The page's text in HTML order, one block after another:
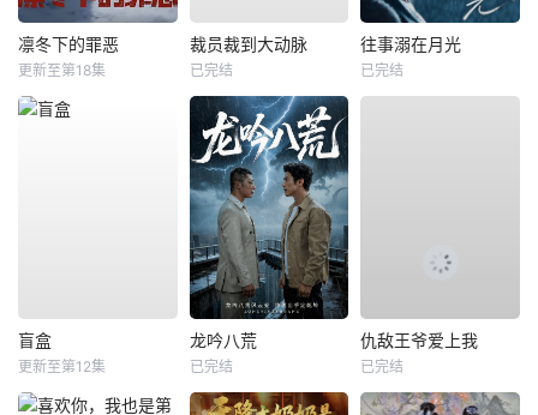
凛冬下的罪恶
更新至第18集
裁员裁到大动脉
已完结
往事溺在月光
已完结
盲盒
更新至第12集
龙吟八荒
已完结
仇敌王爷爱上我
已完结